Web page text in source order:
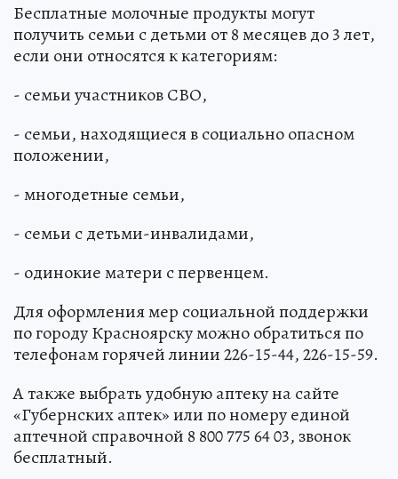
Бесплатные молочные продукты могут
получить семьи с детьми от 8 месяцев до 3 лет,
если они относятся к категориям:
- семьи участников СВО,
- семьи, находящиеся в социально опасном
положении,
- многодетные семьи,
- семьи с детьми-инвалидами,
- одинокие матери с первенцем.
Для оформления мер социальной поддержки
по городу Красноярску можно обратиться по
телефонам горячей линии 226-15-44, 226-15-59.
А также выбрать удобную аптеку на сайте
«Губернских аптек» или по номеру единой
аптечной справочной 8 800 775 64 03, звонок
бесплатный.